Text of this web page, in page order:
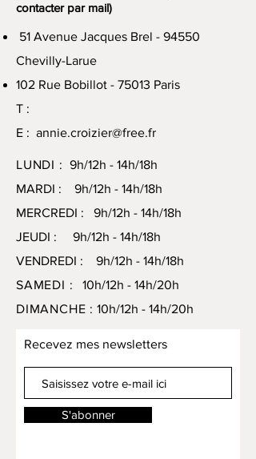
contacter par mail)
51 Avenue Jacques Brel - 94550
Chevilly-Larue
102 Rue Bobillot - 75013 Paris
T :
E : annie.croizier@free.fr
LUNDI : 9h/12h - 14h/18h
MARDI : 9h/12h - 14h/18h
MERCREDI : 9h/12h - 14h/18h
JEUDI : 9h/12h - 14h/18h
VENDREDI : 9h/12h - 14h/18h
SAMEDI : 10h/12h - 14h/20h
DIMANCHE : 10h/12h - 14h/20h
Recevez mes newsletters
S'abonner